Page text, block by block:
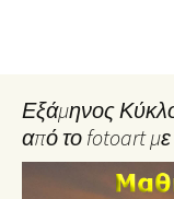
Εξάμηνος
από το fotoart